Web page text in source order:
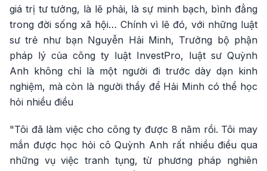
giá trị tư tưởng, là lẽ phải, là sự minh bạch, bình đẳng
trong đời sống xã hội… Chính vì lẽ đó, với những luật
sư trẻ như bạn Nguyễn Hải Minh, Trưởng bộ phận
pháp lý của công ty luật InvestPro, luật sư Quỳnh
Anh không chỉ là một người đi trước dày dạn kinh
nghiệm, mà còn là người thầy để Hải Minh có thể học
hỏi nhiều điều
"Tôi đã làm việc cho công ty được 8 năm rồi. Tôi may
mắn được học hỏi cô Quỳnh Anh rất nhiều điều qua
những vụ việc tranh tụng, từ phương pháp nghiên